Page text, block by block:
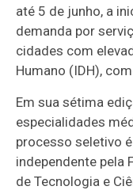
até 5 de junho, a
demanda por
cidades com
Humano (IDH),
Em sua sétima
especialidades
processo seletivo
independente pela
de Tecnologia e